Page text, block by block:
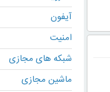
آیفون
امنیت
شبکه های مجازی
ماشین مجازی